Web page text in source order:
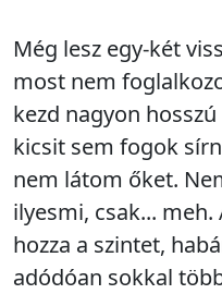
Még lesz egy-két
most nem
kezd nagyon
kicsit sem fogok
nem látom őket.
ilyesmi, csak...
hozza a szintet,
adódóan sokkal